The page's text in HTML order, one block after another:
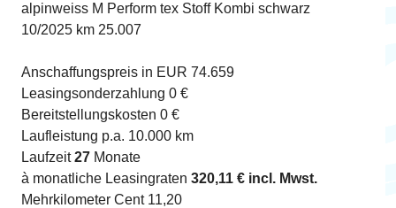
alpinweiss M Perform tex Stoff Kombi schwarz
10/2025 km 25.007
Anschaffungspreis in EUR 74.659
Leasingsonderzahlung 0 €
Bereitstellungskosten 0 €
Laufleistung p.a. 10.000 km
Laufzeit27 Monate
à monatliche Leasingraten 320,11 € incl. Mwst.
Mehrkilometer Cent 11,20